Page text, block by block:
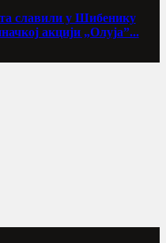
славили у Шибенику
акцији „Олуја”...